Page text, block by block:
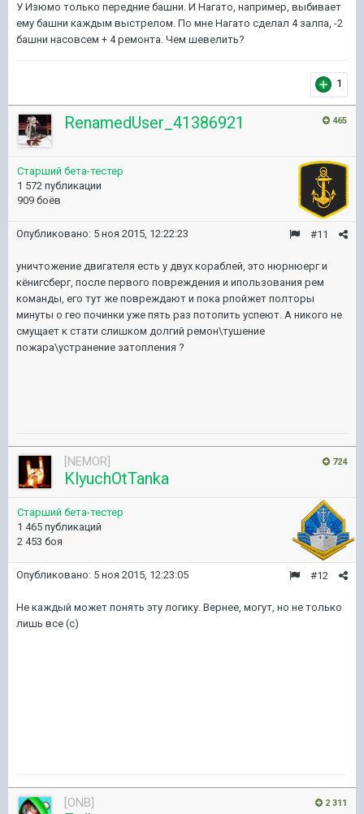
У Изюмо только передние башни. И Нагато, например, выбивает
ему башни каждым выстрелом. По мне Нагато сделал 4 залпа, -2
башни насовсем + 4 ремонта. Чем шевелить?
1
465
RenamedUser_41386921
Старший бета-тестер
1 572 публикации
909 боёв
#11
Опубликовано: 5 ноя 2015, 12:22:23
уничтожение двигателя есть у двух кораблей, это нюрнюерг и
кёнигсберг, после первого повреждения и ипользования рем
команды, его тут же повреждают и пока рпойжет полторы
минуты о гео починки уже пять раз потопить успеют. А никого не
смущает к стати слишком долгий ремон\тушение
пожара\устранение затопления ?
724
[NEMOR]
KlyuchOtTanka
Старший бета-тестер
1 465 публикаций
2 453 боя
#12
Опубликовано: 5 ноя 2015, 12:23:05
Не каждый может понять эту логику. Вернее, могут, но не только
лишь все (с)
2 311
[ONB]